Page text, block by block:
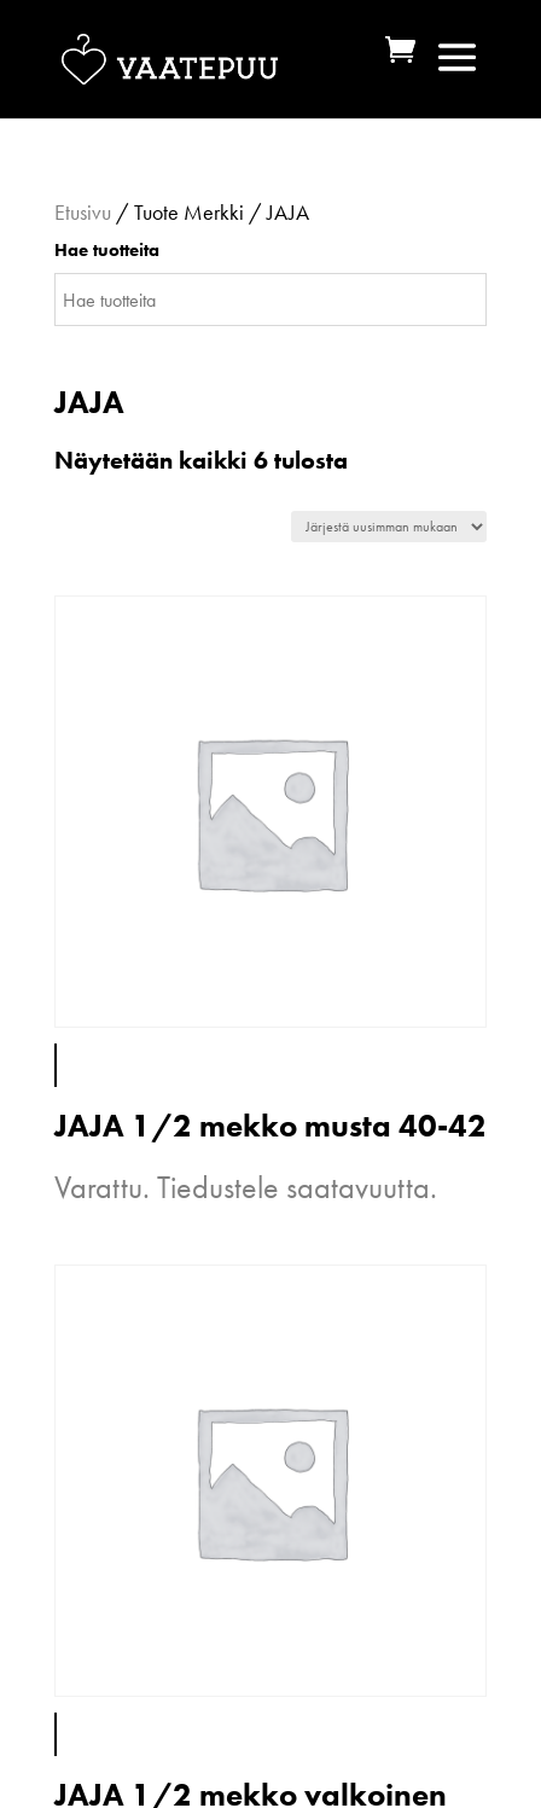
Etusivu / Tuote Merkki / JAJA
Hae tuotteita
JAJA
Näytetään kaikki 6 tulostaSorted
JAJA 1/2 mekko musta 40-42
Varattu. Tiedustele saatavuutta.
JAJA 1/2 mekko valkoinen